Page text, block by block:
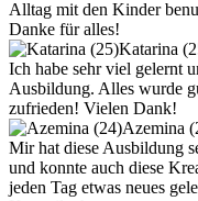
Alltag mit den Kinder
Danke für alles!
Katarina
Ich habe sehr viel gelernt
Ausbildung. Alles wurde
zufrieden! Vielen Dank!
Azemina
Mir hat diese Ausbildung
und konnte auch diese
jeden Tag etwas neues